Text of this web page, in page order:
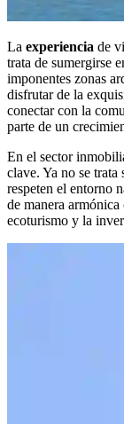
La experiencia de
trata de sumergirse
imponentes zonas
disfrutar de la
conectar con la
parte de un
En el sector
clave. Ya no se trata
respeten el entorno
de manera
ecoturismo y la